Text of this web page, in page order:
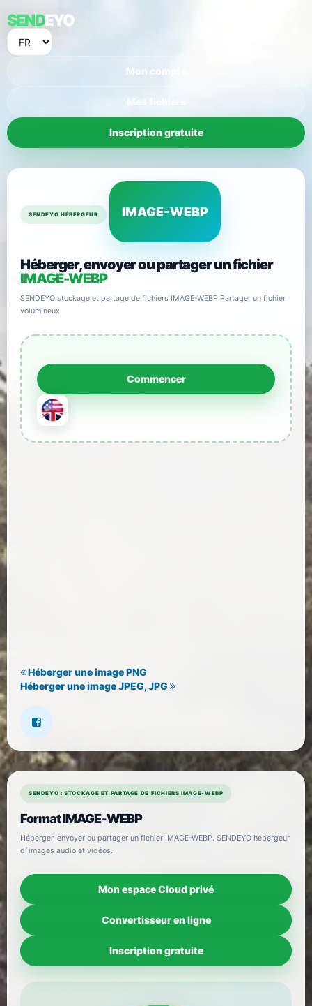
SENDEYO
Mon compte
Mes fichiers
Inscription gratuite
SENDEYO HÉBERGEUR IMAGE-WEBP
Héberger, envoyer ou partager un fichier
IMAGE-WEBP
SENDEYO stockage et partage de fichiers IMAGE-WEBP Partager un fichier
volumineux
Héberger une image PNG
Héberger une image JPEG, JPG
SENDEYO : STOCKAGE ET PARTAGE DE FICHIERS IMAGE-WEBP
Format IMAGE-WEBP
Héberger, envoyer ou partager un fichier IMAGE-WEBP. SENDEYO hébergeur
d`images audio et vidéos.
Mon espace Cloud privé
Convertisseur en ligne
Inscription gratuite